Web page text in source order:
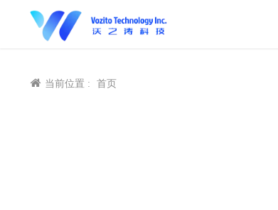
当前位置 : 首页